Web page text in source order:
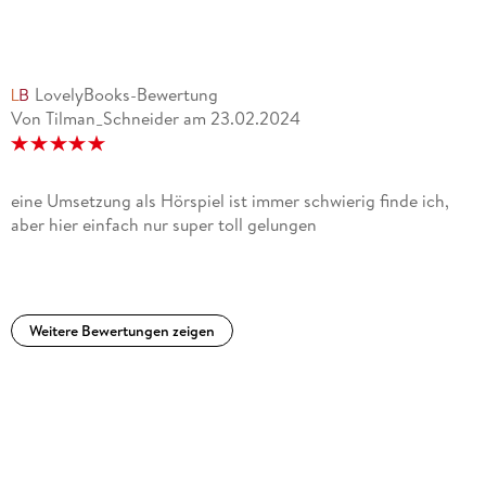
LovelyBooks-Bewertung
Von Tilman_Schneider am 23.02.2024
eine Umsetzung als Hörspiel ist immer schwierig finde ich,
aber hier einfach nur super toll gelungen
Weitere Bewertungen zeigen